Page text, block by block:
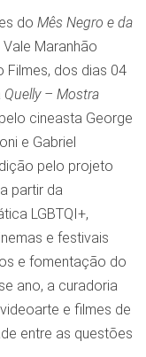
do Mês Negro e da
Maranhão
Filmes, dos dias 04
Quelly – Mostra
cineasta George
e Gabriel
pelo projeto
partir da
LGBTQI+,
e festivais
e fomentação do
ano, a curadoria
e filmes de
entre as questões